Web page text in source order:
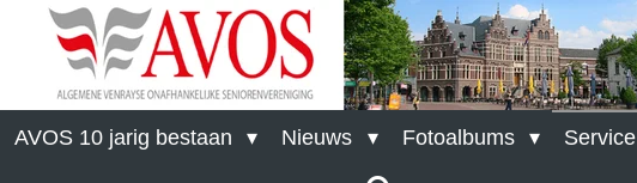
AVOS 10 jarig bestaan Nieuws Fotoalbums Service